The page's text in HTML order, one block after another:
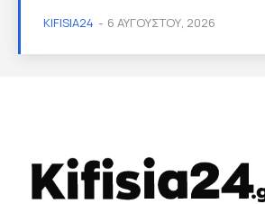
KIFISIA24 - 6 ΑΥΓΟΎΣΤΟΥ, 2026